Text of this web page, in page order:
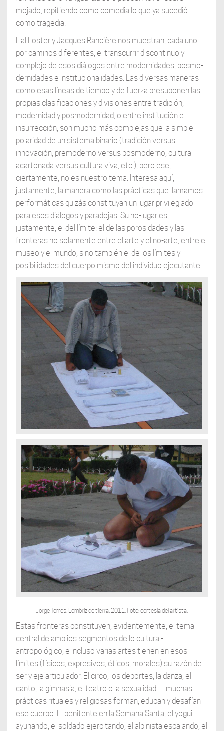
mojado, repitiendo como comedia lo que ya sucedió
como tragedia.
Hal Foster y Jacques Rancière nos muestran, cada uno
por caminos diferentes, el transcurrir discontinuo y
complejo de esos diálogos entre modernidades, posmo-
dernidades e institucionalidades. Las diversas maneras
como esas líneas de tiempo y de fuerza presuponen las
propias clasificaciones y divisiones entre tradición,
modernidad y posmodernidad, o entre institución e
insurrección, son mucho más complejas que la simple
polaridad de un sistema binario (tradición versus
innovación, premoderno versus posmoderno, cultura
acartonada versus cultura viva, etc.); pero ese,
ciertamente, no es nuestro tema. Interesa aquí,
justamente, la manera como las prácticas que llamamos
performáticas quizás constituyan un lugar privilegiado
para esos diálogos y paradojas. Su no-lugar es,
justamente, el del límite: el de las porosidades y las
fronteras no solamente entre el arte y el no-arte, entre el
museo y el mundo, sino también el de los límites y
posibilidades del cuerpo mismo del individuo ejecutante.
Jorge Torres, Lombriz de tierra, 2011. Foto: cortesía del artista.
Estas fronteras constituyen, evidentemente, el tema
central de amplios segmentos de lo cultural-
antropológico, e incluso varias artes tienen en esos
límites (físicos, expresivos, éticos, morales) su razón de
ser y eje articulador. El circo, los deportes, la danza, el
canto, la gimnasia, el teatro o la sexualidad… muchas
prácticas rituales y religiosas forman, educan y desafían
ese cuerpo. El penitente en la Semana Santa, el yogui
ayunando, el soldado ejercitando, el alpinista escalando, el